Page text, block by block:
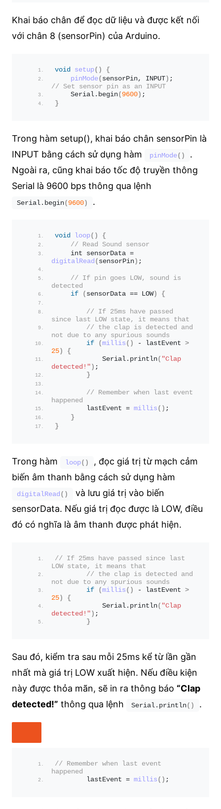
Khai báo chân để đọc dữ liệu và được kết nối
với chân 8 (sensorPin) của Arduino.
void setup()
{
pinMode( sensorPin, INPUT)
// Set sensor pin as an INPUT
    Serial.
begin( 9600) ;
}
Trong hàm setup(), khai báo chân sensorPin là
INPUT bằng cách sử dụng hàm
pinMode()
.
Ngoài ra, cũng khai báo tốc độ truyền thông
Serial là 9600 bps thông qua lệnh
Serial. begin( 9600) .
void loop()
{
// Read Sound sensor
    int sensorData =
digitalRead ( sensorPin) ;
// If pin goes LOW, sound is
detected
if
( sensorData == LOW) {
// If 25ms have passed
since last LOW state, it means that
// the clap is detected and
not due to any spurious sounds
if
(millis () - lastEvent >
25)
{
            Serial.
println( "Clap
detected!" ) ;
}
// Remember when last event
happened
        lastEvent =
millis () ;
}
}
Trong hàm loop()
, đọc giá trị từ mạch cảm
biến âm thanh bằng cách sử dụng hàm
digitalRead ()
và lưu giá trị vào biến
sensorData. Nếu giá trị đọc được là LOW, điều
đó có nghĩa là âm thanh được phát hiện.
// If 25ms have passed since last
LOW state, it means that
// the clap is detected and
not due to any spurious sounds
if
(millis () - lastEvent >
25)
{
            Serial.
println( "Clap
detected!" ) ;
}
Sau đó, kiểm tra sau mỗi 25ms kể từ lần gần
nhất mà giá trị LOW xuất hiện. Nếu điều kiện
này được thỏa mãn, sẽ in ra thông báo “Clap
detected!” thông qua lệnh Serial. println() .
// Remember when last event
happened
        lastEvent =
millis () ;